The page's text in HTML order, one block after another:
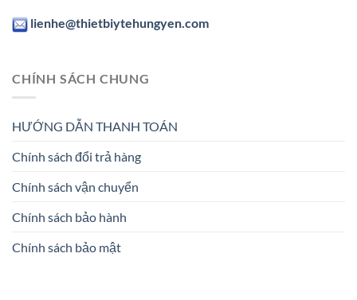
lienhe@thietbiytehungyen.com
CHÍNH SÁCH CHUNG
HƯỚNG DẪN THANH TOÁN
Chính sách đổi trả hàng
Chính sách vận chuyển
Chính sách bảo hành
Chính sách bảo mật